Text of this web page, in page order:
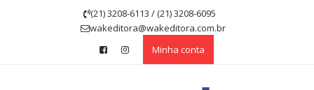
(21) 3208-6113 / (21) 3208-6095
wakeditora@wakeditora.com.br
Minha conta